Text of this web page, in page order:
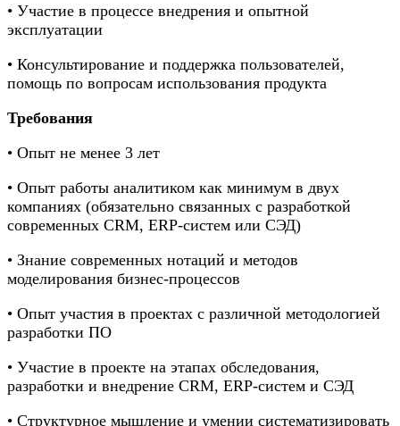
• Участие в процессе внедрения и опытной
эксплуатации
• Консультирование и поддержка пользователей,
помощь по вопросам использования продукта
Требования
• Опыт не менее 3 лет
• Опыт работы аналитиком как минимум в двух
компаниях (обязательно связанных с разработкой
современных CRM, ERP-систем или СЭД)
• Знание современных нотаций и методов
моделирования бизнес-процессов
• Опыт участия в проектах с различной методологией
разработки ПО
• Участие в проекте на этапах обследования,
разработки и внедрение CRM, ERP-систем и СЭД
• Структурное мышление и умении систематизировать